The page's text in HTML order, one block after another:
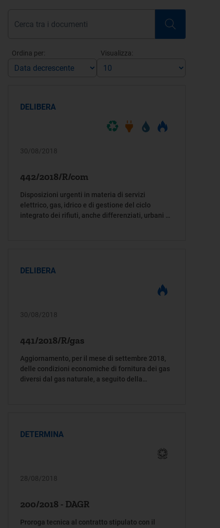
Ordina per: Visualizza:
DELIBERA
30/08/2018
442/2018/R/com
Disposizioni urgenti in materia di servizi
elettrico, gas, idrico e di gestione del ciclo
integrato dei rifiuti, anche differenziati, urbani ed
DELIBERA
30/08/2018
441/2018/R/gas
Aggiornamento, per il mese di settembre 2018,
delle condizioni economiche di fornitura dei gas
diversi dal gas naturale, a seguito della
DETERMINA
28/08/2018
200/2018 - DAGR
Proroga tecnica al contratto stipulato con il